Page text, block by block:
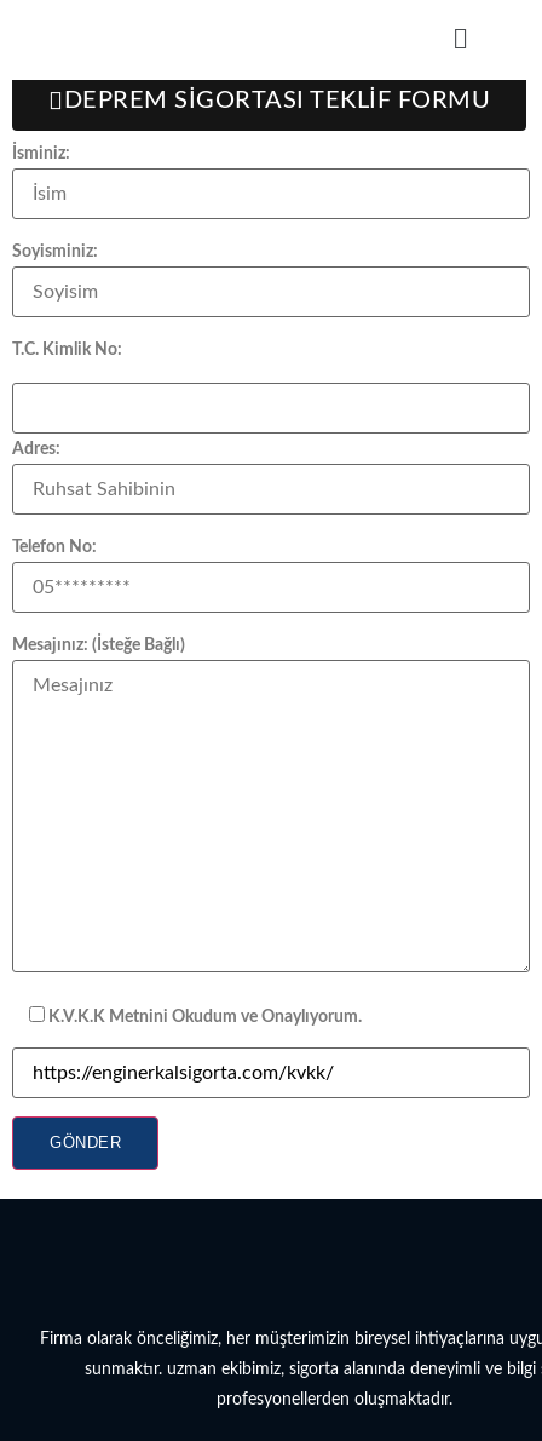
DEPREM SİGORTASI TEKLİF FORMU
İsminiz:
Soyisminiz:
T.C. Kimlik No:
Adres:
Telefon No:
Mesajınız: (İsteğe Bağlı)
K.V.K.K Metnini Okudum ve Onaylıyorum.
GÖNDER
Firma olarak önceliğimiz, her müşterimizin bireysel ihtiyaçlarına
sunmaktır. uzman ekibimiz, sigorta alanında deneyimli ve bilgi
profesyonellerden oluşmaktadır.